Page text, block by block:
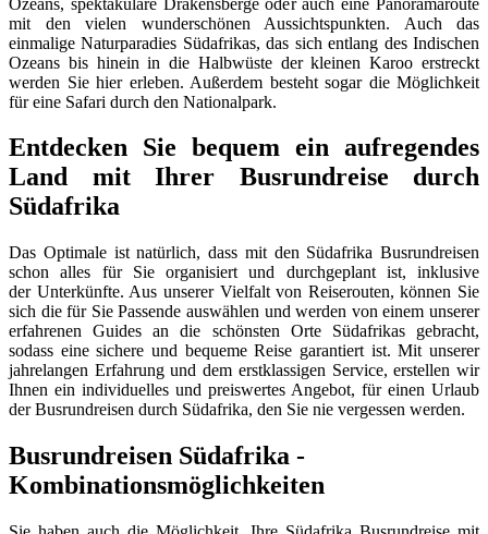
mit den vielen wunderschönen Aussichtspunkten. Auch das
einmalige Naturparadies Südafrikas, das sich entlang des Indischen
Ozeans bis hinein in die Halbwüste der kleinen Karoo erstreckt
werden Sie hier erleben. Außerdem besteht sogar die Möglichkeit
für eine Safari durch den Nationalpark.
Entdecken Sie bequem ein aufregendes
Land mit Ihrer Busrundreise durch
Südafrika
Das Optimale ist natürlich, dass mit den Südafrika Busrundreisen
schon alles für Sie organisiert und durchgeplant ist, inklusive
der Unterkünfte. Aus unserer Vielfalt von Reiserouten, können Sie
sich die für Sie Passende auswählen und werden von einem unserer
erfahrenen Guides an die schönsten Orte Südafrikas gebracht,
sodass eine sichere und bequeme Reise garantiert ist. Mit unserer
jahrelangen Erfahrung und dem erstklassigen Service, erstellen wir
Ihnen ein individuelles und preiswertes Angebot, für einen Urlaub
der Busrundreisen durch Südafrika, den Sie nie vergessen werden.
Busrundreisen Südafrika -
Kombinationsmöglichkeiten